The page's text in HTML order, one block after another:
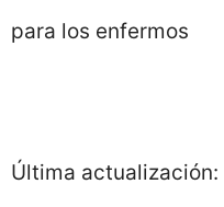
para los enfermos
Última actualización: